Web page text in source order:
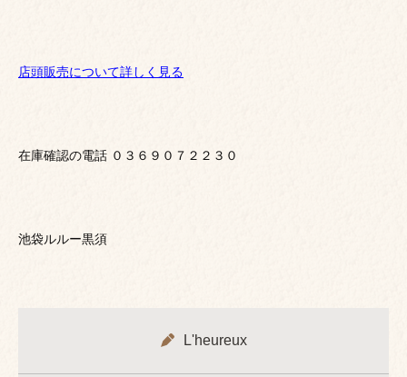
店頭販売について詳しく見る
在庫確認の電話 ０３６９０７２２３０
池袋ルルー黒須
L'heureux